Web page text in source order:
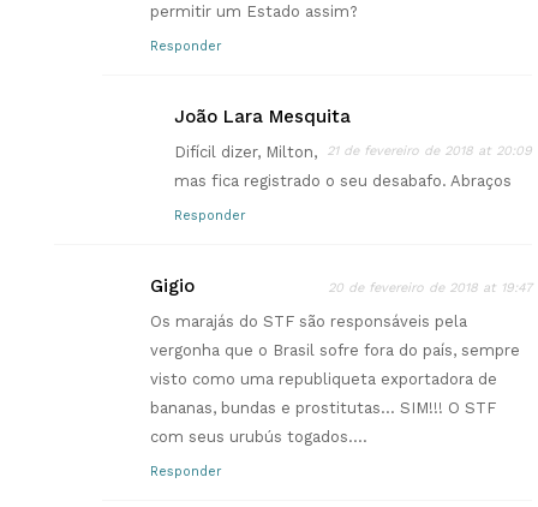
permitir um Estado assim?
Responder
João Lara Mesquita
21 de fevereiro de 2018 at 20:09
Difícil dizer, Milton,
mas fica registrado o seu desabafo. Abraços
Responder
Gigio 20 de fevereiro de 2018 at 19:47
Os marajás do STF são responsáveis pela
vergonha que o Brasil sofre fora do país, sempre
visto como uma republiqueta exportadora de
bananas, bundas e prostitutas… SIM!!! O STF
com seus urubús togados….
Responder